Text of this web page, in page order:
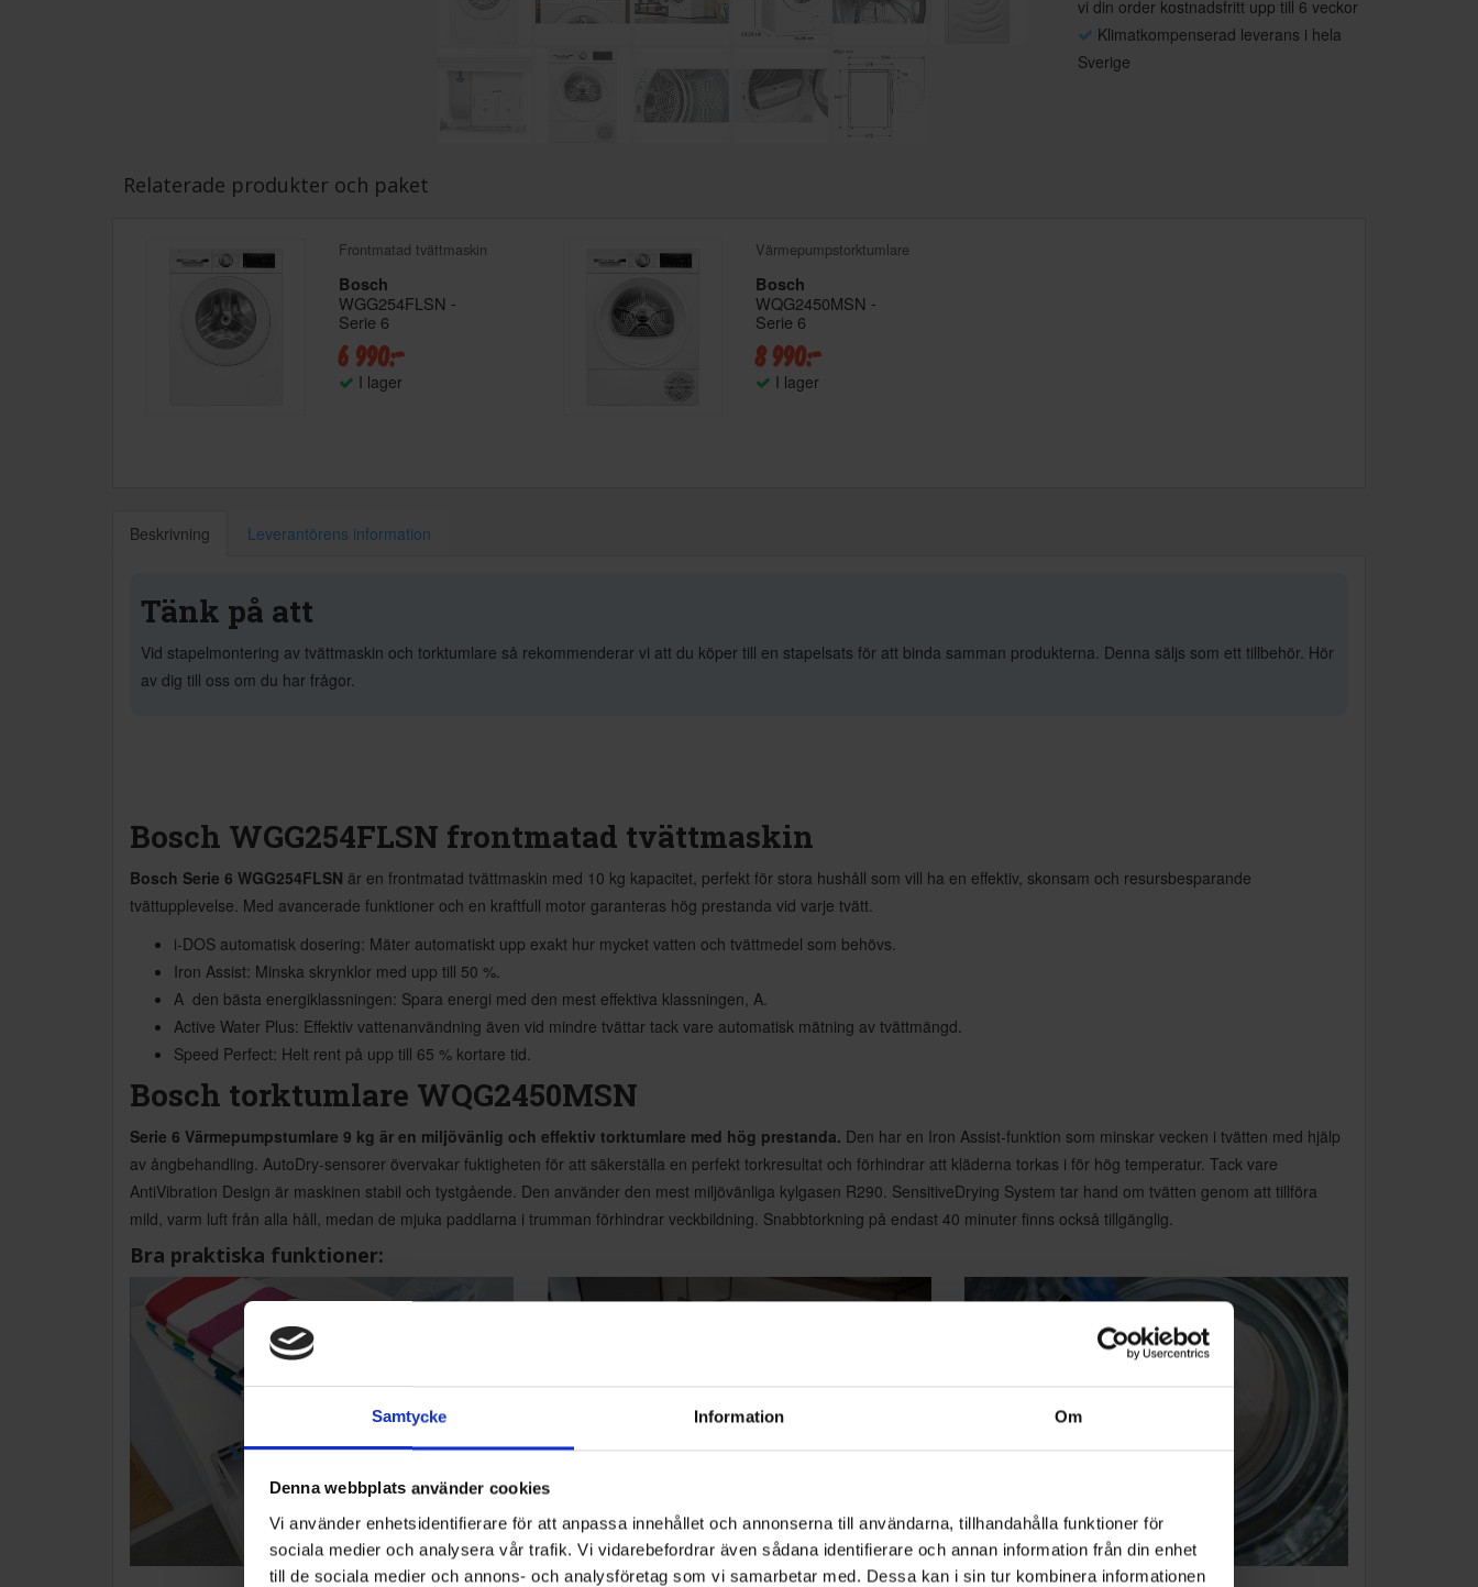
Samtycke Information Om
Denna webbplats använder cookies
Vi använder enhetsidentifierare för att anpassa innehållet och annonserna till användarna, tillhandahålla funktioner för
sociala medier och analysera vår trafik. Vi vidarebefordrar även sådana identifierare och annan information från din enhet
till de sociala medier och annons- och analysföretag som vi samarbetar med. Dessa kan i sin tur kombinera informationen
vi din order kostnadsfritt upp till 6 veckor
Klimatkompenserad leverans i hela
Sverige
Relaterade produkter och paket
Frontmatad tvättmaskin
Bosch
WGG254FLSN -
Serie 6
6 990:-
I lager
Värmepumpstorktumlare
Bosch
WQG2450MSN -
Serie 6
8 990:-
I lager
Beskrivning Leverantörens information
Tänk på att
Vid stapelmontering av tvättmaskin och torktumlare så rekommenderar vi att du köper till en stapelsats för att binda samman produkterna. Denna säljs som ett tillbehör. Hör
av dig till oss om du har frågor.
Bosch WGG254FLSN frontmatad tvättmaskin
Bosch Serie 6 WGG254FLSN är en frontmatad tvättmaskin med 10 kg kapacitet, perfekt för stora hushåll som vill ha en effektiv, skonsam och resursbesparande
tvättupplevelse. Med avancerade funktioner och en kraftfull motor garanteras hög prestanda vid varje tvätt.
i-DOS automatisk dosering: Mäter automatiskt upp exakt hur mycket vatten och tvättmedel som behövs.
Iron Assist: Minska skrynklor med upp till 50 %.
A  den bästa energiklassningen: Spara energi med den mest effektiva klassningen, A.
Active Water Plus: Effektiv vattenanvändning även vid mindre tvättar tack vare automatisk mätning av tvättmängd.
Speed Perfect: Helt rent på upp till 65 % kortare tid.
Bosch torktumlare WQG2450MSN
Serie 6 Värmepumpstumlare 9 kg är en miljövänlig och effektiv torktumlare med hög prestanda. Den har en Iron Assist-funktion som minskar vecken i tvätten med hjälp
av ångbehandling. AutoDry-sensorer övervakar fuktigheten för att säkerställa en perfekt torkresultat och förhindrar att kläderna torkas i för hög temperatur. Tack vare
AntiVibration Design är maskinen stabil och tystgående. Den använder den mest miljövänliga kylgasen R290. SensitiveDrying System tar hand om tvätten genom att tillföra
mild, varm luft från alla håll, medan de mjuka paddlarna i trumman förhindrar veckbildning. Snabbtorkning på endast 40 minuter finns också tillgänglig.
Bra praktiska funktioner: